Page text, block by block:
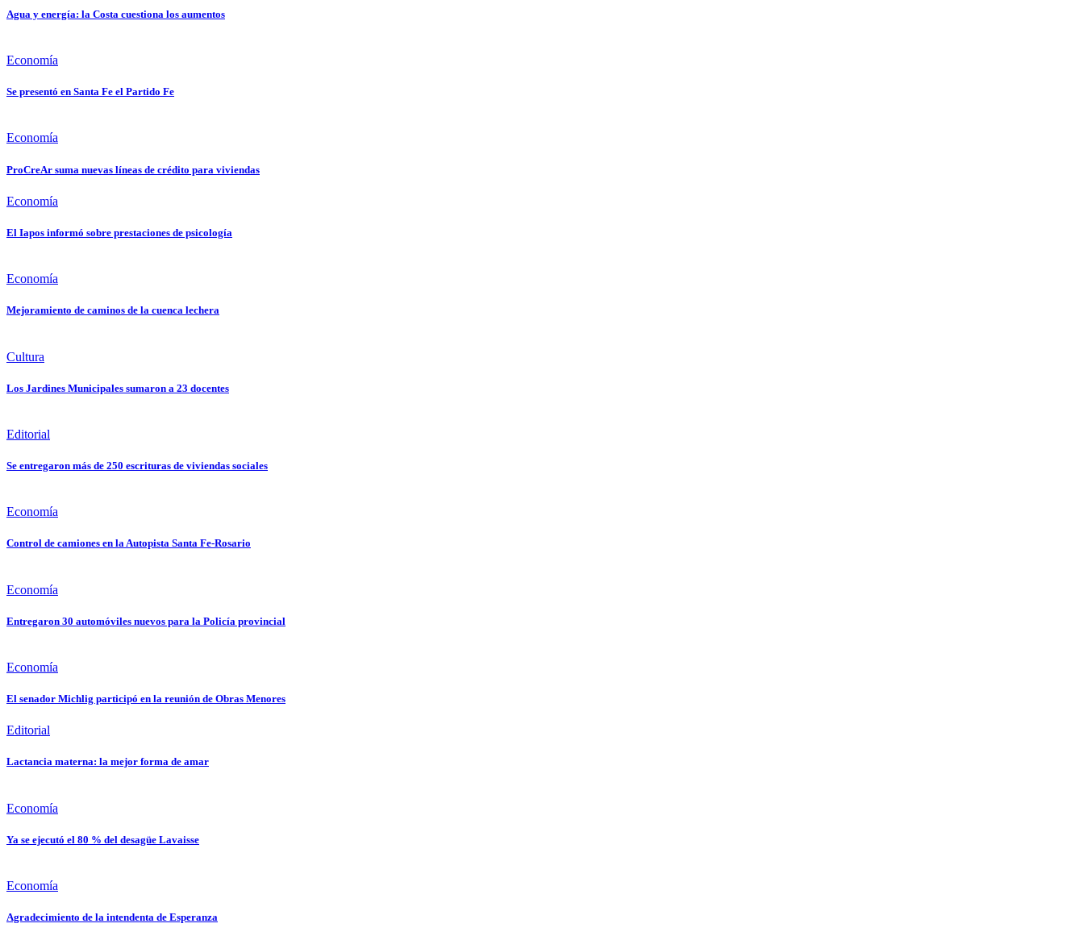
Agua y energía: la Costa cuestiona los aumentos
Economía
Se presentó en Santa Fe el Partido Fe
Economía
ProCreAr suma nuevas líneas de crédito para viviendas
Economía
El Iapos informó sobre prestaciones de psicología
Economía
Mejoramiento de caminos de la cuenca lechera
Cultura
Los Jardines Municipales sumaron a 23 docentes
Editorial
Se entregaron más de 250 escrituras de viviendas sociales
Economía
Control de camiones en la Autopista Santa Fe-Rosario
Economía
Entregaron 30 automóviles nuevos para la Policía provincial
Economía
El senador Michlig participó en la reunión de Obras Menores
Editorial
Lactancia materna: la mejor forma de amar
Economía
Ya se ejecutó el 80 % del desagüe Lavaisse
Economía
Agradecimiento de la intendenta de Esperanza